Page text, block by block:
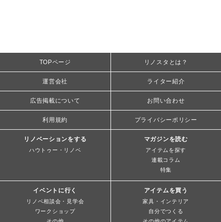
TOPページ リノスタとは？
運営会社 ライター紹介
広告掲載について お問い合わせ
利用規約 プライバシーポリシー
リノベーションをする
ハウトゥー・リノベ
マガジンを読む
アイテムを探す
連載コラム
特集
イベントに行く
リノベ相談会・見学会
ワークショップ
アイテムを買う
家具・インテリア
自分でつくる